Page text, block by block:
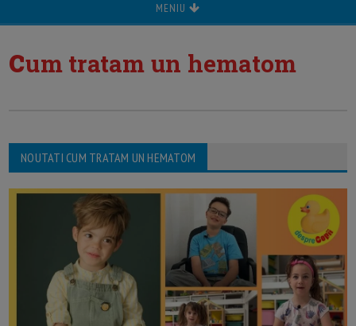
MENIU
cum tratam un hematom
NOUTATI CUM TRATAM UN HEMATOM